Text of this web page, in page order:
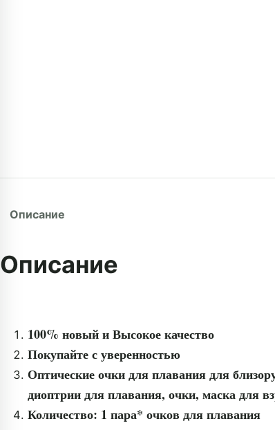
Описание
Описание
100% новый и Высокое качество
Покупайте с уверенностью
Оптические очки для плавания для
диоптрии для плавания, очки, маска для
Количество: 1 пара* очков для плавания